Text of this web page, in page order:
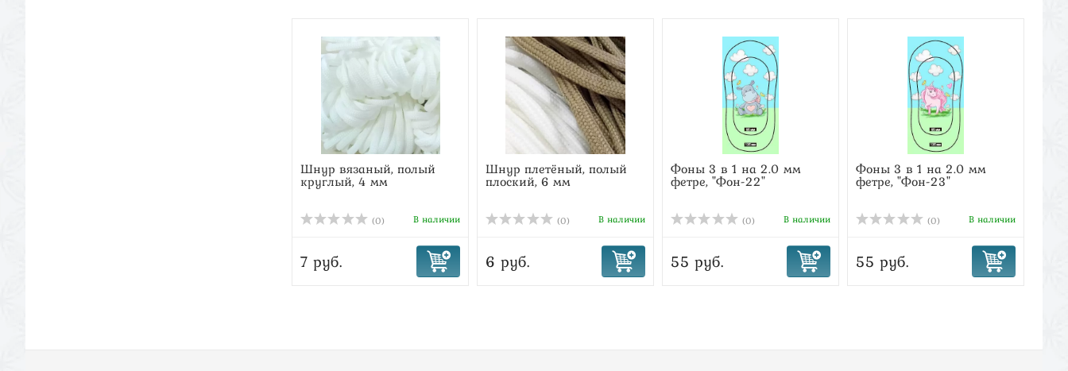
Шнур вязаный, полый
круглый, 4 мм
(0) В наличии
7 руб.
Шнур плетёный, полый
плоский, 6 мм
(0) В наличии
6 руб.
Фоны 3 в 1 на 2.0 мм
фетре, "Фон-22"
(0) В наличии
55 руб.
Фоны 3 в 1 на 2.0 мм
фетре, "Фон-23"
(0) В наличии
55 руб.